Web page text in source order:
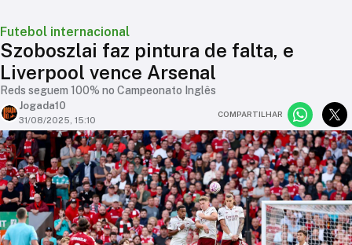
Futebol internacional
Szoboszlai faz pintura de falta, e
Liverpool vence Arsenal
Reds seguem 100% no Campeonato Inglês
Jogada10
31/08/2025, 15:10
COMPARTILHAR